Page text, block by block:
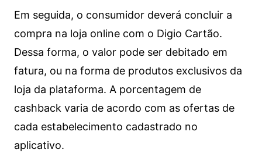
Em seguida, o consumidor deverá concluir a
compra na loja online com o Digio Cartão.
Dessa forma, o valor pode ser debitado em
fatura, ou na forma de produtos exclusivos da
loja da plataforma. A porcentagem de
cashback varia de acordo com as ofertas de
cada estabelecimento cadastrado no
aplicativo.